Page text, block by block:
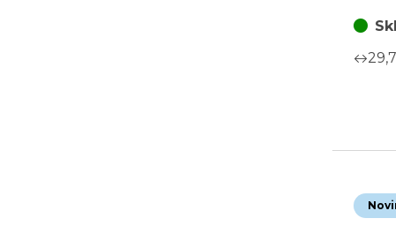
29,7